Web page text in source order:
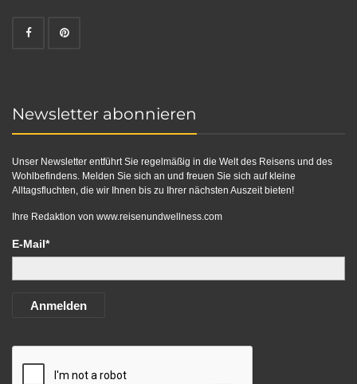
Newsletter abonnieren
Unser Newsletter entführt Sie regelmäßig in die Welt des Reisens und des
Wohlbefindens. Melden Sie sich an und freuen Sie sich auf kleine
Alltagsfluchten, die wir Ihnen bis zu Ihrer nächsten Auszeit bieten!
Ihre Redaktion von www.reisenundwellness.com
E-Mail*
Anmelden